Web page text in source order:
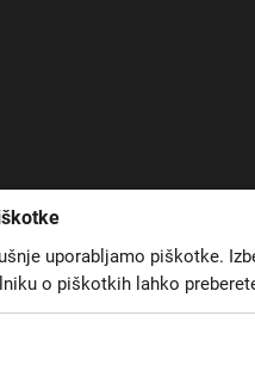
uporabljamo piškotke.
o piškotkih lahko
predstav
Vstopnice